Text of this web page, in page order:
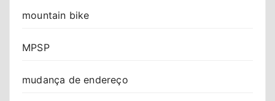
mountain bike
MPSP
mudança de endereço